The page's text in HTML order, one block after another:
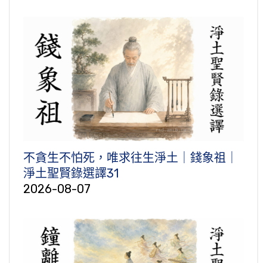
不貪生不怕死，唯求往生淨土｜錢象祖｜
淨土聖賢錄選譯31
2026-08-07